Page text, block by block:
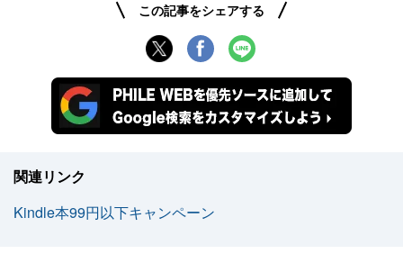
この記事をシェアする
関連リンク
Kindle本99円以下キャンペーン